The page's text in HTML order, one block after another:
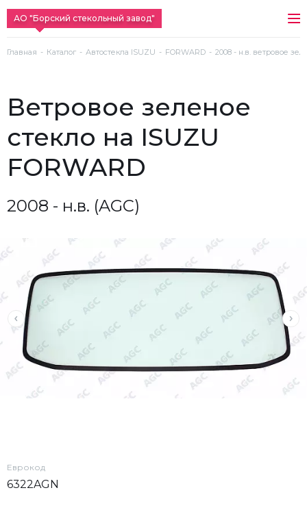
АО "Борский стекольный завод"
Главная Каталог Автостекла ISUZU FORWARD 2008 - н.в. ветровое
ветровое зеленое
стекло на ISUZU
FORWARD
2008 - н.в. (AGC)
Еврокод
6322AGN